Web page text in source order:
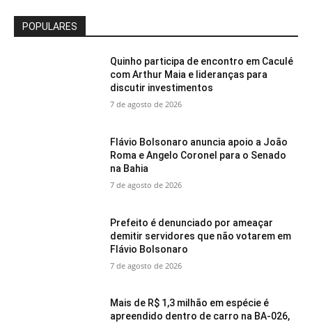
POPULARES
Quinho participa de encontro em Caculé
com Arthur Maia e lideranças para
discutir investimentos
7 de agosto de 2026
Flávio Bolsonaro anuncia apoio a João
Roma e Angelo Coronel para o Senado
na Bahia
7 de agosto de 2026
Prefeito é denunciado por ameaçar
demitir servidores que não votarem em
Flávio Bolsonaro
7 de agosto de 2026
Mais de R$ 1,3 milhão em espécie é
apreendido dentro de carro na BA-026,